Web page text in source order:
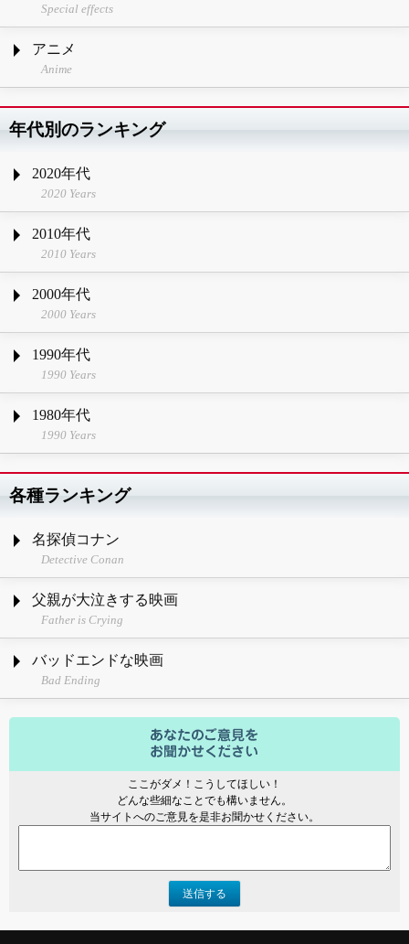
Special effects
アニメ
Anime
年代別のランキング
2020年代
2020 Years
2010年代
2010 Years
2000年代
2000 Years
1990年代
1990 Years
1980年代
1990 Years
各種ランキング
名探偵コナン
Detective Conan
父親が大泣きする映画
Father is Crying
バッドエンドな映画
Bad Ending
ここがダメ！こうしてほしい！
どんな些細なことでも構いません。
当サイトへのご意見を是非お聞かせください。
送信する